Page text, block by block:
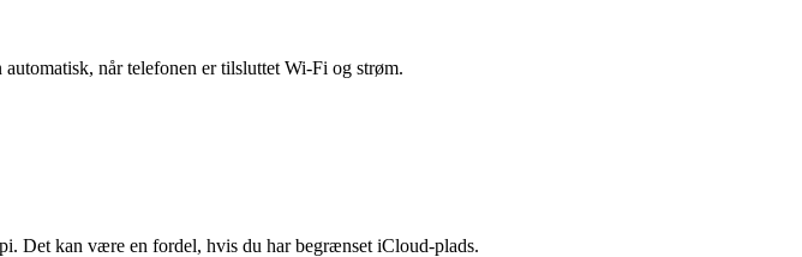
når telefonen er tilsluttet Wi-Fi og strøm.
Det kan være en fordel, hvis du har begrænset iCloud-plads.